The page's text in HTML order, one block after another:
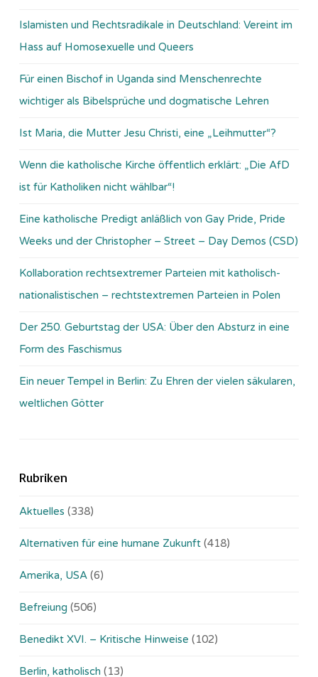
Islamisten und Rechtsradikale in Deutschland: Vereint im
Hass auf Homosexuelle und Queers
Für einen Bischof in Uganda sind Menschenrechte
wichtiger als Bibelsprüche und dogmatische Lehren
Ist Maria, die Mutter Jesu Christi, eine „Leihmutter“?
Wenn die katholische Kirche öffentlich erklärt: „Die AfD
ist für Katholiken nicht wählbar“!
Eine katholische Predigt anläßlich von Gay Pride, Pride
Weeks und der Christopher – Street – Day Demos (CSD)
Kollaboration rechtsextremer Parteien mit katholisch-
nationalistischen – rechtstextremen Parteien in Polen
Der 250. Geburtstag der USA: Über den Absturz in eine
Form des Faschismus
Ein neuer Tempel in Berlin: Zu Ehren der vielen säkularen,
weltlichen Götter
Rubriken
Aktuelles (338)
Alternativen für eine humane Zukunft (418)
Amerika, USA (6)
Befreiung (506)
Benedikt XVI. – Kritische Hinweise (102)
Berlin, katholisch (13)